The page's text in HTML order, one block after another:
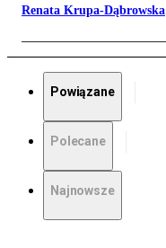
Renata Krupa-Dąbrowska
Powiązane
Polecane
Najnowsze